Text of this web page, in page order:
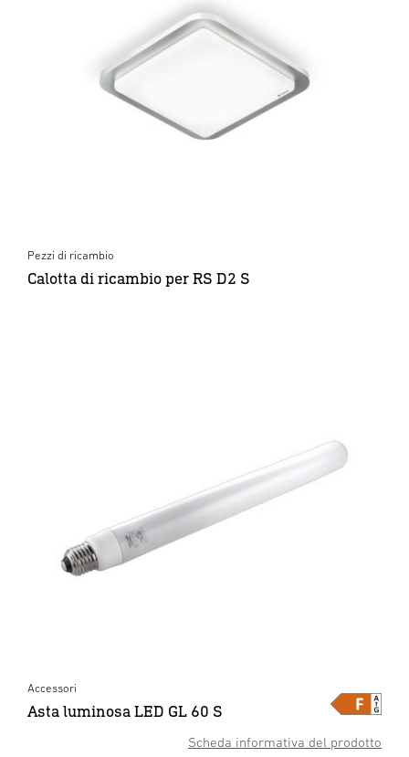
Pezzi di ricambio
Calotta di ricambio per RS D2 S
Scheda informativa del prodotto
Accessori
Asta luminosa LED GL 60 S